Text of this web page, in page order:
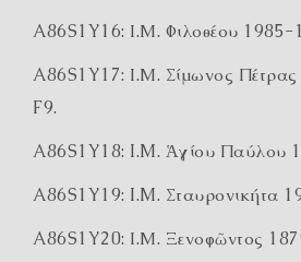
A86S1Y16: Ι.Μ. Φιλοθέου 1985-
A86S1Y17: Ι.Μ. Σίμωνος
F9.
A86S1Y18: I.M. Ἁγίου Παύλου
A86S1Y19: I.M. Σταυρονικήτα
A86S1Y20: Ι.Μ. Ξενοφῶντος